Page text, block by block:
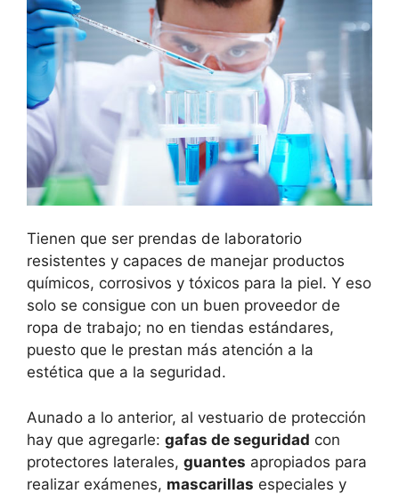
Tienen que ser prendas de laboratorio
resistentes y capaces de manejar productos
químicos, corrosivos y tóxicos para la piel. Y eso
solo se consigue con un buen proveedor de
ropa de trabajo; no en tiendas estándares,
puesto que le prestan más atención a la
estética que a la seguridad.
Aunado a lo anterior, al vestuario de protección
hay que agregarle: gafas de seguridad con
protectores laterales, guantes apropiados para
realizar exámenes, mascarillas especiales y